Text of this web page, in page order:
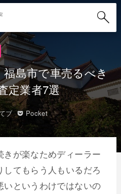
福島市で車売るべき
定業者7選
ブ Pocket
が楽なためディーラー
てもらう人もいるだろ
いというわけではないの